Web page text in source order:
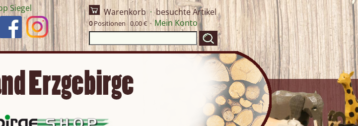
Warenkorb·besuchte Artikel
0Positionen 0,00 € ·Mein Konto